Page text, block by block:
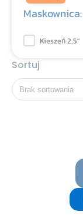
Maskownica:
Maskownica:
Kieszeń 2,5"
Sortuj
Sortuj
Sortuj